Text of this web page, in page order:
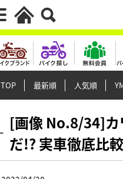
TOP 最新順 人気順
[画像 No.8/34]カ
だ!? 実車徹底比較